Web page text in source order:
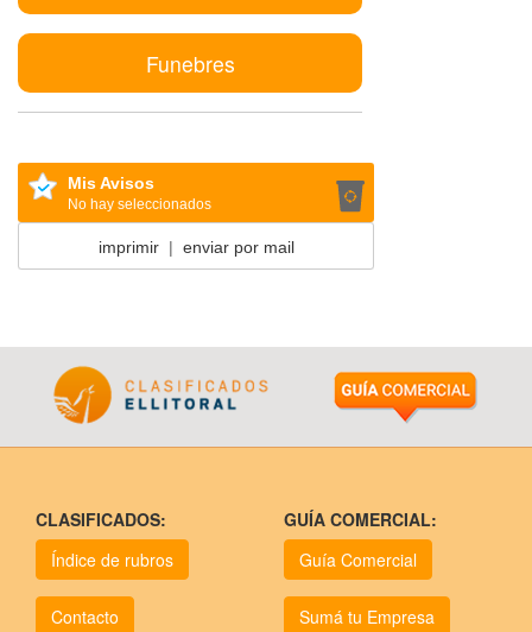
Funebres
Mis Avisos
No hay seleccionados
imprimir| enviar por mail
CLASIFICADOS:
Índice de rubros
Contacto
GUÍA COMERCIAL:
Guía Comercial
Sumá tu Empresa